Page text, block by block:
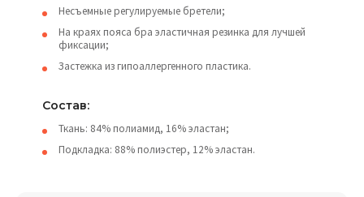
Несъемные регулируемые бретели;
На краях пояса бра эластичная резинка для лучшей
фиксации;
Застежка из гипоаллергенного пластика.
Состав:
Ткань: 84% полиамид, 16% эластан;
Подкладка: 88% полиэстер, 12% эластан.